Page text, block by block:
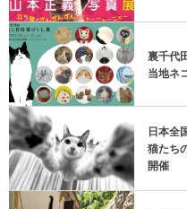
裏千代
当地ネ
日本全
猫たち
開催